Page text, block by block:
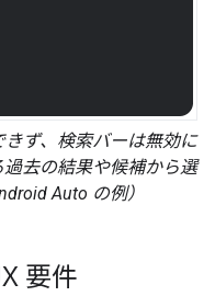
ず、検索バーは無効に
去の結果や候補から選
Auto の例）
要件